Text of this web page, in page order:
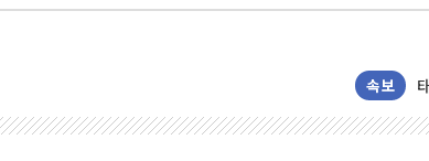
속보
"